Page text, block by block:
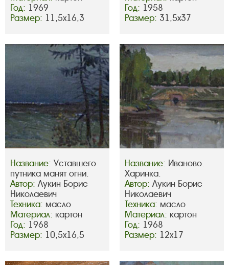
Год: 1969
Размер: 11,5х16,3
Год: 1958
Размер: 31,5х37
Название: Уставшего
путника манят огни.
Автор: Лукин Борис
Николаевич
Техника: масло
Материал: картон
Год: 1968
Размер: 10,5х16,5
Название: Иваново.
Харинка.
Автор: Лукин Борис
Николаевич
Техника: масло
Материал: картон
Год: 1968
Размер: 12х17